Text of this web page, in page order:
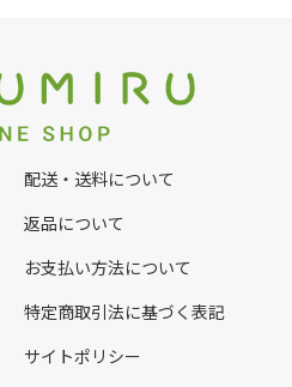
配送・送料について
返品について
お支払い方法について
特定商取引法に基づく表記
サイトポリシー